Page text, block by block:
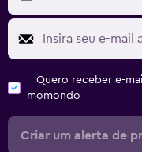
Quero receber e-
momondo
Criar um alerta de